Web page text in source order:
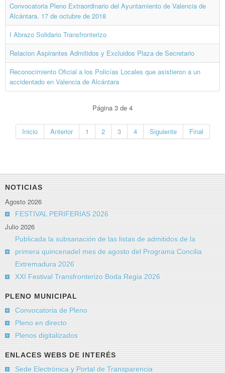
Convocatoria Pleno Extraordinario del Ayuntamiento de Valencia de
Alcántara. 17 de octubre de 2018
I Abrazo Solidario Transfronterizo
Relacion Aspirantes Admitidos y Excluidos Plaza de Secretario
Reconocimiento Oficial a los Policías Locales que asistieron a un
accidentado en Valencia de Alcántara
Página 3 de 4
Inicio Anterior 1 2 3 4 Siguiente Final
NOTICIAS
Agosto 2026
FESTIVAL PERIFERIAS 2026
Julio 2026
Publicada la subsanación de las listas de admitidos de la
primera quincenadel mes de agosto del Programa Concilia
Extremadura 2026
XXI Festival Transfronterizo Boda Regia 2026
PLENO MUNICIPAL
Convocatoria de Pleno
Pleno en directo
Plenos digitalizados
ENLACES WEBS DE INTERÉS
Sede Electrónica y Portal de Transparencia